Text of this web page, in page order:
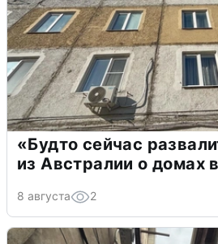
«Будто сейчас
из Австралии о домах
8 августа 2